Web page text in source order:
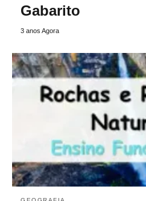
Gabarito
3 anos Agora